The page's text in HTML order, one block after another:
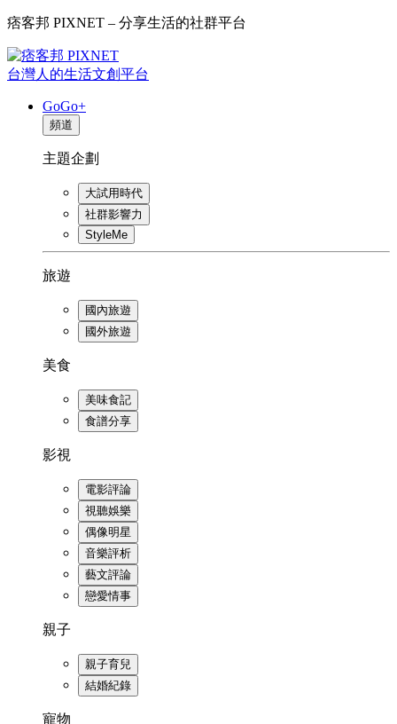
痞客邦 PIXNET – 分享生活的社群平台
台灣人的生活文創平台
GoGo+
頻道
主題企劃
大試用時代
社群影響力
StyleMe
旅遊
國內旅遊
國外旅遊
美食
美味食記
食譜分享
影視
電影評論
視聽娛樂
偶像明星
音樂評析
藝文評論
戀愛情事
親子
親子育兒
結婚紀錄
寵物